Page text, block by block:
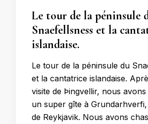
Le tour de la péninsule
Snaefellsness et la
islandaise.
Le tour de la péninsule du
et la cantatrice islandaise.
visite de Þingvellir, nous
un super gîte à
de Reykjavik. Nous avons